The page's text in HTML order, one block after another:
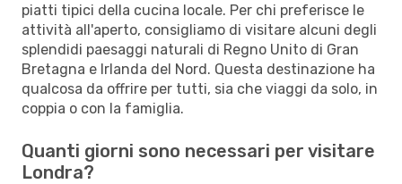
piatti tipici della cucina locale. Per chi preferisce le
attività all'aperto, consigliamo di visitare alcuni degli
splendidi paesaggi naturali di Regno Unito di Gran
Bretagna e Irlanda del Nord. Questa destinazione ha
qualcosa da offrire per tutti, sia che viaggi da solo, in
coppia o con la famiglia.
Quanti giorni sono necessari per visitare
Londra?